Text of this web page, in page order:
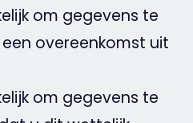
om gegevens te
overeenkomst uit
om gegevens te